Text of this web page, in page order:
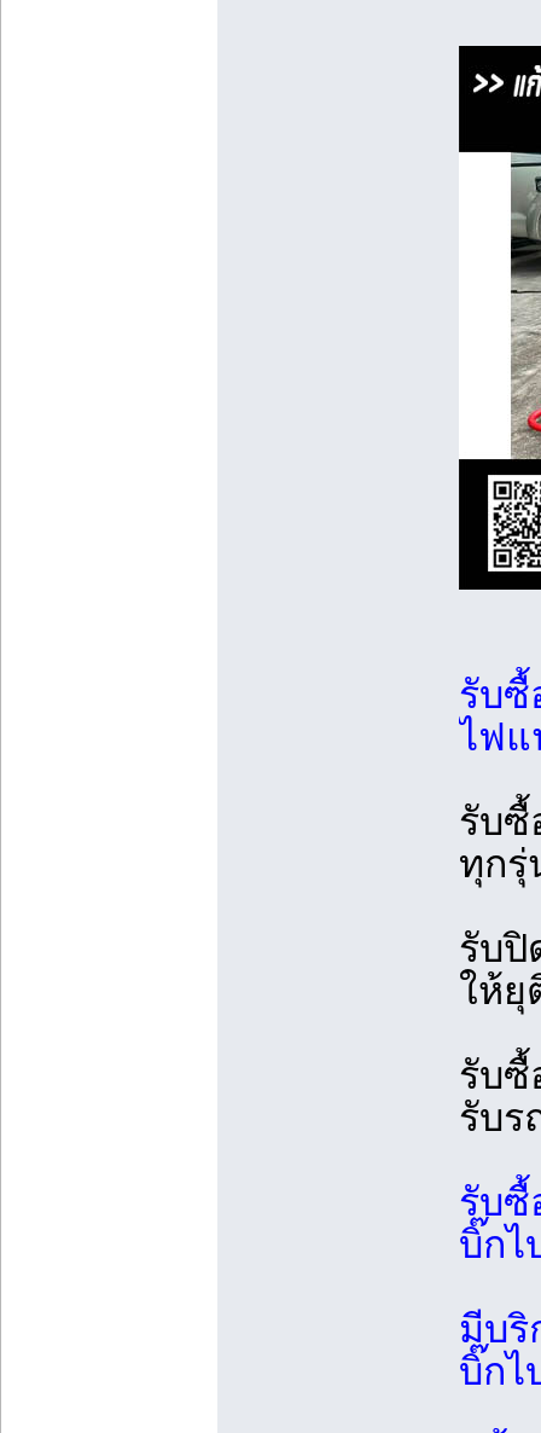
รับซื้
ไฟแ
รับซื้
ทุกรุ่
รับ
ให้ยุ
รับซื้
รับร
รับซื้
บิ๊กไ
มีบ
บิ๊กไ